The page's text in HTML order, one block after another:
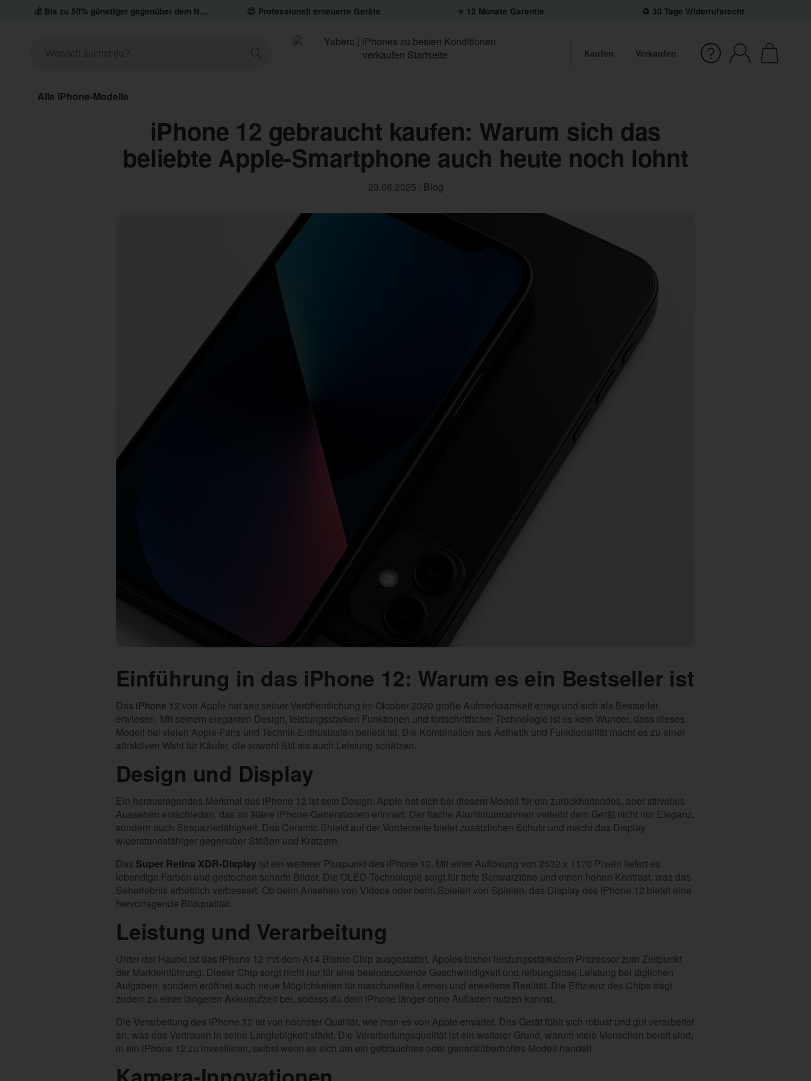
💰 Bis zu 50% günstiger gegenüber dem Neupreis 😍 Professionell erneuerte Geräte ⭐️ 12 Monate Garantie ♻️ 30 Tage Widerrufsrecht
Kaufen Verkaufen
Alle iPhone-Modelle
iPhone 12 gebraucht kaufen: Warum sich das
beliebte Apple-Smartphone auch heute noch lohnt
23.06.2025 / Blog
Einführung in das iPhone 12: Warum es ein Bestseller ist
Das iPhone 12 von Apple hat seit seiner Veröffentlichung im Oktober 2020 große Aufmerksamkeit erregt und sich als Bestseller
erwiesen. Mit seinem eleganten Design, leistungsstarken Funktionen und fortschrittlicher Technologie ist es kein Wunder, dass dieses
Modell bei vielen Apple-Fans und Technik-Enthusiasten beliebt ist. Die Kombination aus Ästhetik und Funktionalität macht es zu einer
attraktiven Wahl für Käufer, die sowohl Stil als auch Leistung schätzen.
Design und Display
Ein herausragendes Merkmal des iPhone 12 ist sein Design. Apple hat sich bei diesem Modell für ein zurückhaltendes, aber stilvolles
Aussehen entschieden, das an ältere iPhone-Generationen erinnert. Der flache Aluminiumrahmen verleiht dem Gerät nicht nur Eleganz,
sondern auch Strapazierfähigkeit. Das Ceramic Shield auf der Vorderseite bietet zusätzlichen Schutz und macht das Display
widerstandsfähiger gegenüber Stößen und Kratzern.
Das Super Retina XDR-Display ist ein weiterer Pluspunkt des iPhone 12. Mit einer Auflösung von 2532 x 1170 Pixeln liefert es
lebendige Farben und gestochen scharfe Bilder. Die OLED-Technologie sorgt für tiefe Schwarztöne und einen hohen Kontrast, was das
Seherlebnis erheblich verbessert. Ob beim Ansehen von Videos oder beim Spielen von Spielen, das Display des iPhone 12 bietet eine
hervorragende Bildqualität.
Leistung und Verarbeitung
Unter der Haube ist das iPhone 12 mit dem A14 Bionic-Chip ausgestattet, Apples bisher leistungsstärkstem Prozessor zum Zeitpunkt
der Markteinführung. Dieser Chip sorgt nicht nur für eine beeindruckende Geschwindigkeit und reibungslose Leistung bei täglichen
Aufgaben, sondern eröffnet auch neue Möglichkeiten für maschinelles Lernen und erweiterte Realität. Die Effizienz des Chips trägt
zudem zu einer längeren Akkulaufzeit bei, sodass du dein iPhone länger ohne Aufladen nutzen kannst.
Die Verarbeitung des iPhone 12 ist von höchster Qualität, wie man es von Apple erwartet. Das Gerät fühlt sich robust und gut verarbeitet
an, was das Vertrauen in seine Langlebigkeit stärkt. Die Verarbeitungsqualität ist ein weiterer Grund, warum viele Menschen bereit sind,
in ein iPhone 12 zu investieren, selbst wenn es sich um ein gebrauchtes oder generalüberholtes Modell handelt.